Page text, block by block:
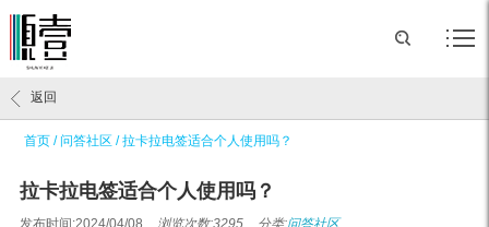
首页 /问答社区 /拉卡拉电签适合个人使用吗？
返回
拉卡拉电签适合个人使用吗？
发布时间:2024/04/08 浏览次数:3295 分类:问答社区